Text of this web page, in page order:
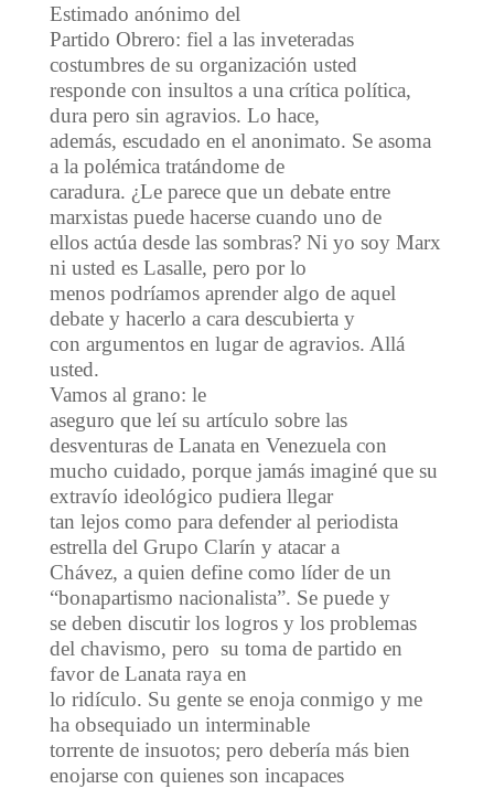
Estimado anónimo del
Partido Obrero: fiel a las inveteradas
costumbres de su organización usted
responde con insultos a una crítica política,
dura pero sin agravios. Lo hace,
además, escudado en el anonimato. Se asoma
a la polémica tratándome de
caradura. ¿Le parece que un debate entre
marxistas puede hacerse cuando uno de
ellos actúa desde las sombras? Ni yo soy Marx
ni usted es Lasalle, pero por lo
menos podríamos aprender algo de aquel
debate y hacerlo a cara descubierta y
con argumentos en lugar de agravios. Allá
usted.
Vamos al grano: le
aseguro que leí su artículo sobre las
desventuras de Lanata en Venezuela con
mucho cuidado, porque jamás imaginé que su
extravío ideológico pudiera llegar
tan lejos como para defender al periodista
estrella del Grupo Clarín y atacar a
Chávez, a quien define como líder de un
“bonapartismo nacionalista”. Se puede y
se deben discutir los logros y los problemas
del chavismo, pero su toma de partido en
favor de Lanata raya en
lo ridículo. Su gente se enoja conmigo y me
ha obsequiado un interminable
torrente de insuotos; pero debería más bien
enojarse con quienes son incapaces